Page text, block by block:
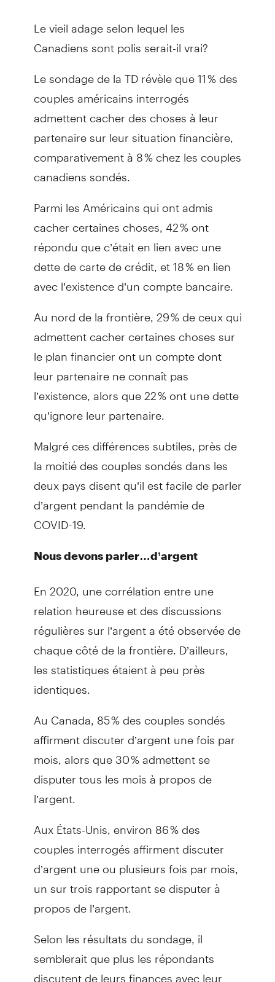
Le vieil adage selon lequel les
Canadiens sont polis serait-il vrai?
Le sondage de la TD révèle que 11 % des
couples américains interrogés
admettent cacher des choses à leur
partenaire sur leur situation financière,
comparativement à 8 % chez les couples
canadiens sondés.
Parmi les Américains qui ont admis
cacher certaines choses, 42 % ont
répondu que c’était en lien avec une
dette de carte de crédit, et 18 % en lien
avec l’existence d’un compte bancaire.
Au nord de la frontière, 29 % de ceux qui
admettent cacher certaines choses sur
le plan financier ont un compte dont
leur partenaire ne connaît pas
l’existence, alors que 22 % ont une dette
qu’ignore leur partenaire.
Malgré ces différences subtiles, près de
la moitié des couples sondés dans les
deux pays disent qu’il est facile de parler
d’argent pendant la pandémie de
COVID-19.
Nous devons parler…d’argent
En 2020, une corrélation entre une
relation heureuse et des discussions
régulières sur l’argent a été observée de
chaque côté de la frontière. D’ailleurs,
les statistiques étaient à peu près
identiques.
Au Canada, 85 % des couples sondés
affirment discuter d’argent une fois par
mois, alors que 30 % admettent se
disputer tous les mois à propos de
l’argent.
Aux États-Unis, environ 86 % des
couples interrogés affirment discuter
d’argent une ou plusieurs fois par mois,
un sur trois rapportant se disputer à
propos de l’argent.
Selon les résultats du sondage, il
semblerait que plus les répondants
discutent de leurs finances avec leur